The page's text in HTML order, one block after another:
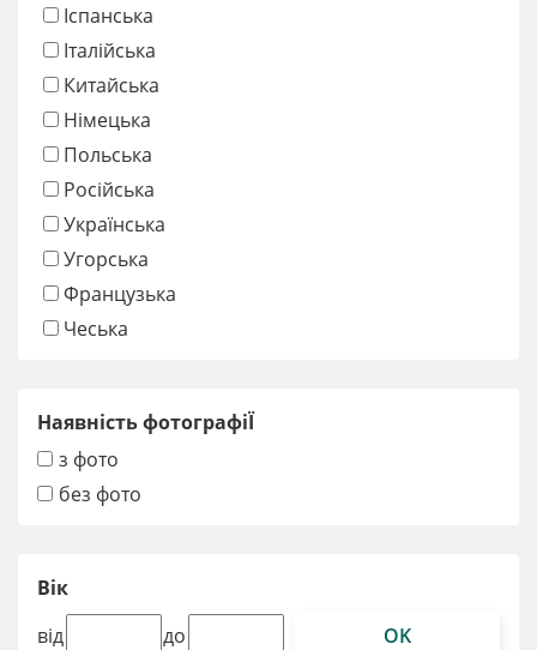
Іспанська
Італійська
Китайська
Німецька
Польська
Російська
Українська
Угорська
Французька
Чеська
Наявність фотографіЇ
з фото
без фото
Вік
від
до OK